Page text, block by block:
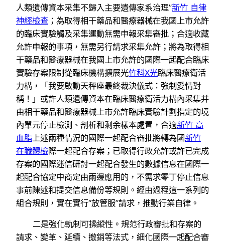
人類遺傳資本采集不歸入主要遺傳家系治理”新竹 自律
神經檢查 ；為取得相干藥品和醫療器械在我國上市允許
的臨床實驗觸及采集運動無需申報采集審批；合適收藏
允許申報的事項，無需另行請求采集允許；將為取得相
干藥品和醫療器械在我國上市允許的國際一起配合臨床
實驗存案限制從臨床機構擴展光竹科X光臨床醫療衛活
力構，「我要啟動天秤座最終裁決儀式：強制愛情對
稱！」或許人類遺傳資本在臨床醫療衛活力構內采集并
由相干藥品和醫療器械上市允許臨床實驗計劃指定的境
內單元停止檢測、剖析和剩余樣本處置，合適新竹 高
血脂 上述兩種情況的國際一起配合審批將轉為國新竹
在職體檢際一起配合存案；已取得行政允許或許已完成
存案的國際迷信研討一起配合發生的數據信息在國際一
起配合協定中商定由兩邊應用的，不需求零丁停止信息
事前陳述和提交信息備份等規則。經由過程這一系列的
組合規則，實在實行“放管服”請求，推動行業自律。
二是強化軌制可操縱性。規范行政審批和存案的
請求、變革、延續、撤銷等法式，細化國際一起配合審